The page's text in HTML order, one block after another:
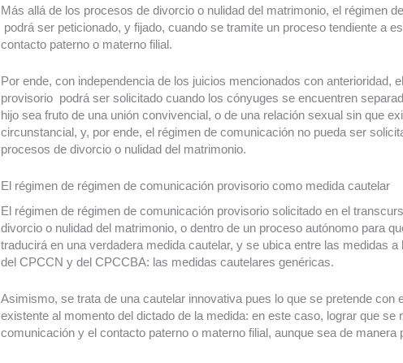
Más allá de los procesos de divorcio o nulidad del matrimonio, el régimen
podrá ser peticionado, y fijado, cuando se tramite un proceso tendiente a
contacto paterno o materno filial.
Por ende, con independencia de los juicios mencionados con anterioridad,
provisorio podrá ser solicitado cuando los cónyuges se encuentren
hijo sea fruto de una unión convivencial, o de una relación sexual sin que
circunstancial, y, por ende, el régimen de comunicación no pueda ser
procesos de divorcio o nulidad del matrimonio.
El régimen de régimen de comunicación provisorio como medida cautelar
El régimen de régimen de comunicación provisorio solicitado en el
divorcio o nulidad del matrimonio, o dentro de un proceso autónomo para
traducirá en una verdadera medida cautelar, y se ubica entre las medidas a
del CPCCN y del CPCCBA: las medidas cautelares genéricas.
Asimismo, se trata de una cautelar innovativa pues lo que se pretende con
existente al momento del dictado de la medida: en este caso, lograr que se
comunicación y el contacto paterno o materno filial, aunque sea de manera